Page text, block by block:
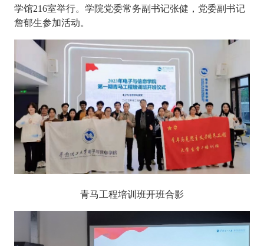
学馆216室举行。学院党委常务副书记张健，党委副书记
詹郁生参加活动。
青马工程培训班开班合影